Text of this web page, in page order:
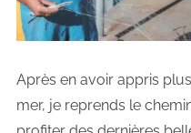
Après en avoir appris
mer, je reprends le